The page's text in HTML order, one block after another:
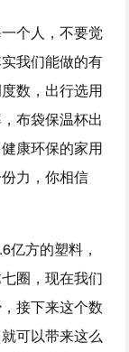
个人，不要觉
我们能做的有
数，出行选用
布袋保温杯出
康环保的家用
力，你相信
亿方的塑料，
圈，现在我们
接下来这个数
可以带来这么